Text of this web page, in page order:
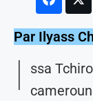
Par Ilyass
I
ssa